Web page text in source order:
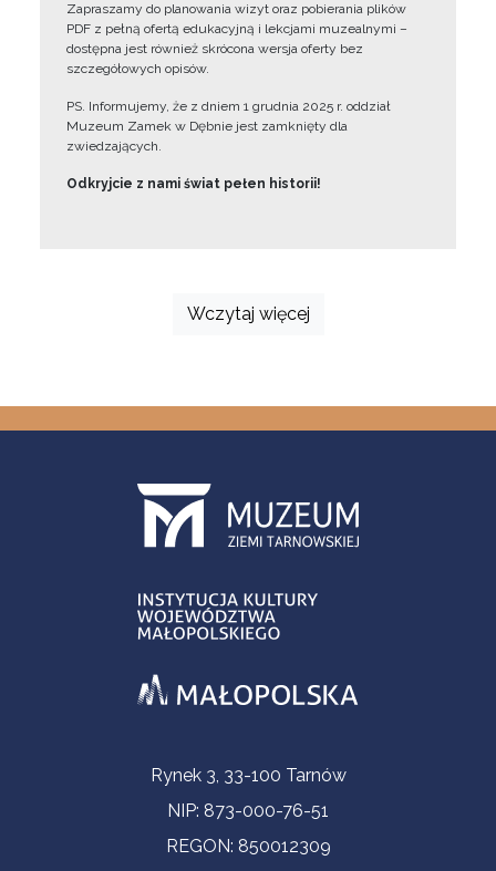
Zapraszamy do planowania wizyt oraz pobierania plików
PDF z pełną ofertą edukacyjną i lekcjami muzealnymi –
dostępna jest również skrócona wersja oferty bez
szczegółowych opisów.
PS. Informujemy, że z dniem 1 grudnia 2025 r. oddział
Muzeum Zamek w Dębnie jest zamknięty dla
zwiedzających.
Odkryjcie z nami świat pełen historii!
Wczytaj więcej
Informacje kontaktoweRynek 3, 33-100 Tarnów
NIP: 873-000-76-51
REGON: 850012309